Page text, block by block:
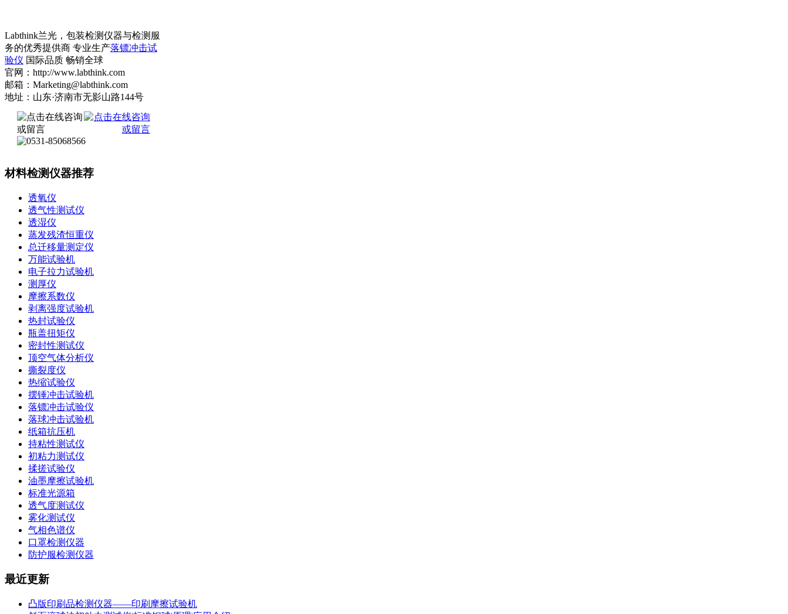
Labthink兰光，包装检测仪器与检测服
务的优秀提供商 专业生产落镖冲击试
验仪 国际品质 畅销全球
官网：http://www.labthink.com
邮箱：Marketing@labthink.com
地址：山东·济南市无影山路144号
材料检测仪器推荐
透氧仪
透气性测试仪
透湿仪
蒸发残渣恒重仪
总迁移量测定仪
万能试验机
电子拉力试验机
测厚仪
摩擦系数仪
剥离强度试验机
热封试验仪
瓶盖扭矩仪
密封性测试仪
顶空气体分析仪
撕裂度仪
热缩试验仪
摆锤冲击试验机
落镖冲击试验仪
落球冲击试验机
纸箱抗压机
持粘性测试仪
初粘力测试仪
揉搓试验仪
油墨摩擦试验机
标准光源箱
透气度测试仪
雾化测试仪
气相色谱仪
口罩检测仪器
防护服检测仪器
最近更新
凸版印刷品检测仪器——印刷摩擦试验机